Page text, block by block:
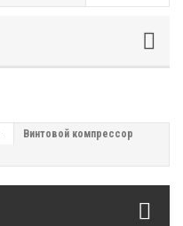
Винтовой компрессор